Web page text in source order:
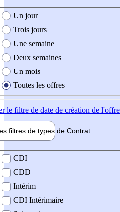
création de l'offre
Un jour
Trois jours
Une semaine
Deux semaines
Un mois
Toutes les offres
le filtre de date de création de l'offre
filtres de types de Contrat
contrat
CDI
CDD
Intérim
CDI Intérimaire